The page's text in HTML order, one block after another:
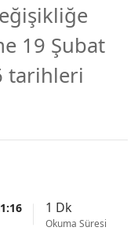
19 Şubat
tarihleri
1 Dk
Okuma Süresi